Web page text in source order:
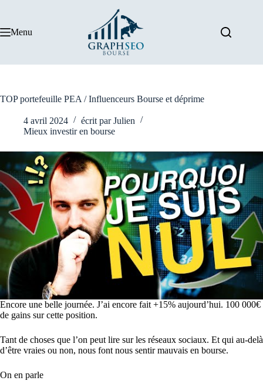
Menu
TOP portefeuille PEA / Influenceurs Bourse et déprime
4 avril 2024 écrit par Julien
Mieux investir en bourse
Encore une belle journée. J’ai encore fait +15% aujourd’hui. 100 000€
de gains sur cette position.
Tant de choses que l’on peut lire sur les réseaux sociaux. Et qui au-delà
d’être vraies ou non, nous font nous sentir mauvais en bourse.
On en parle